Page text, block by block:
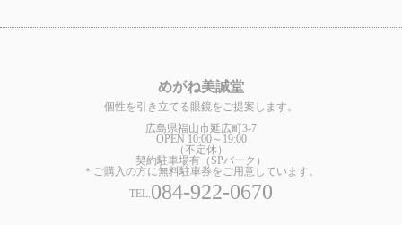
めがね美誠堂
個性を引き立てる眼鏡をご提案します。
広島県福山市延広町3-7
OPEN 10:00～19:00
（不定休）
契約駐車場有（SPパーク）
＊ご購入の方に無料駐車券をご用意しています。
TEL.084-922-0670